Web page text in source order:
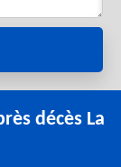
décès La